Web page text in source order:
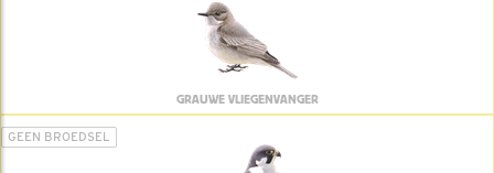
GRAUWE VLIEGENVANGER
GEEN BROEDSEL